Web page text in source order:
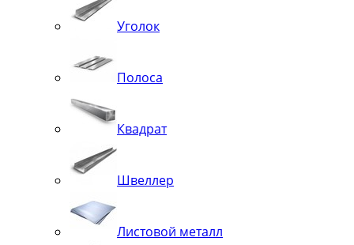
Уголок
Полоса
Квадрат
Швеллер
Листовой металл